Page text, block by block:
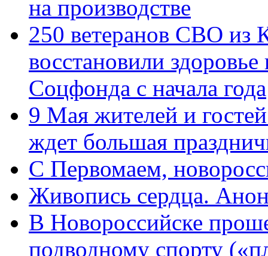
на производстве
250 ветеранов СВО из
восстановили
Соцфонда с начала года
9 Мая жителей и
ждет большая
C Первомаем,
Живопись сердца.
В Новороссийске
подводному спорту